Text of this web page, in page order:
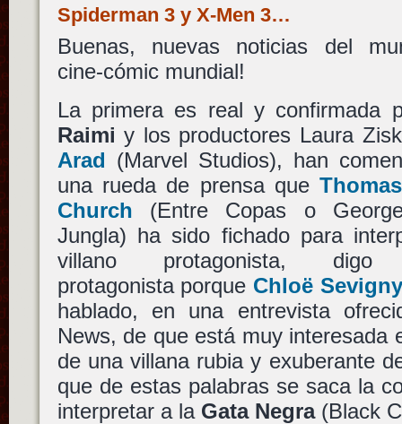
Spiderman 3 y X-Men 3…
Buenas, nuevas noticias del
cine-cómic mundial!
La primera es real y confirmada
Raimi y los productores Laura
Arad (Marvel Studios), han
una rueda de prensa que
Church (Entre Copas o
Jungla) ha sido fichado para
villano protagonista, digo
protagonista porque Chloë
hablado, en una entrevista
News, de que está muy interesada
de una villana rubia y exuberante
que de estas palabras se saca la
interpretar a la Gata Negra(Black